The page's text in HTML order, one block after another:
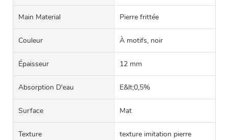
Main Material Pierre frittée
Couleur À motifs, noir
Épaisseur 12 mm
Absorption D'eau E&lt;0,5%
Surface Mat
Texture texture imitation pierre